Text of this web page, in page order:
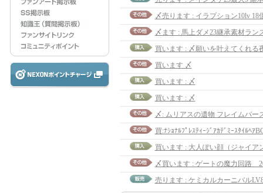
〆売ります : イラプション10lv 18
〆ます : 馬上ダメ23継承素材ラン
買います : 〆願いを叶えてくれる
買います 〆
買います : 〆
買います : 〆
〆: ムリアスの遺物 フレイムバー
買:ﾅｼｮﾅﾙﾌﾟﾚｽﾃｨｰｼﾞｱｶﾃﾞﾐｰｽﾀｲﾙﾍｱ
買います : 大人ぽい顔（ジャイア
〆買います : ゲートの魔力回路
売ります : ケミカルカーニバル